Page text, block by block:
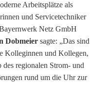
Arbeitsplätze als
und Servicetechniker
Netz GmbH
Dobmeier sagte: „Das sind
Kolleginnen und Kollegen,
regionalen Strom- und
rund um die Uhr zur